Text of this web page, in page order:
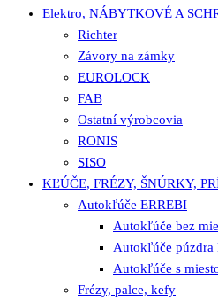
Elektro, NÁBYTKOVÉ A
Richter
Závory na zámky
EUROLOCK
FAB
Ostatní výrobcovia
RONIS
SISO
KĽÚČE, FRÉZY, ŠNÚRKY,
Autokľúče ERREBI
Autokľúče bez
Autokľúče púzdra
Autokľúče s
Frézy, palce, kefy